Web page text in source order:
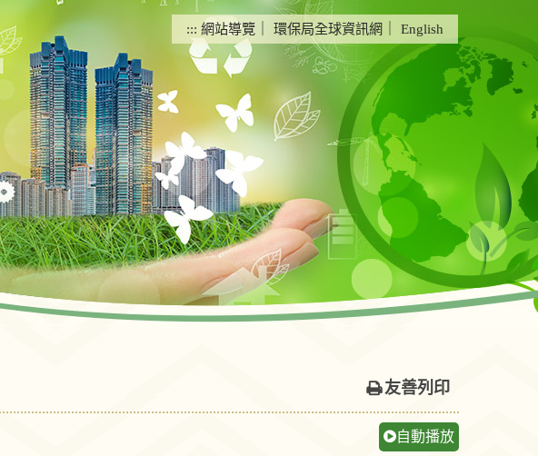
::: 網站導覽 環保局全球資訊網 English
友善列印
自動播放